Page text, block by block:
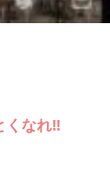
くなれ‼